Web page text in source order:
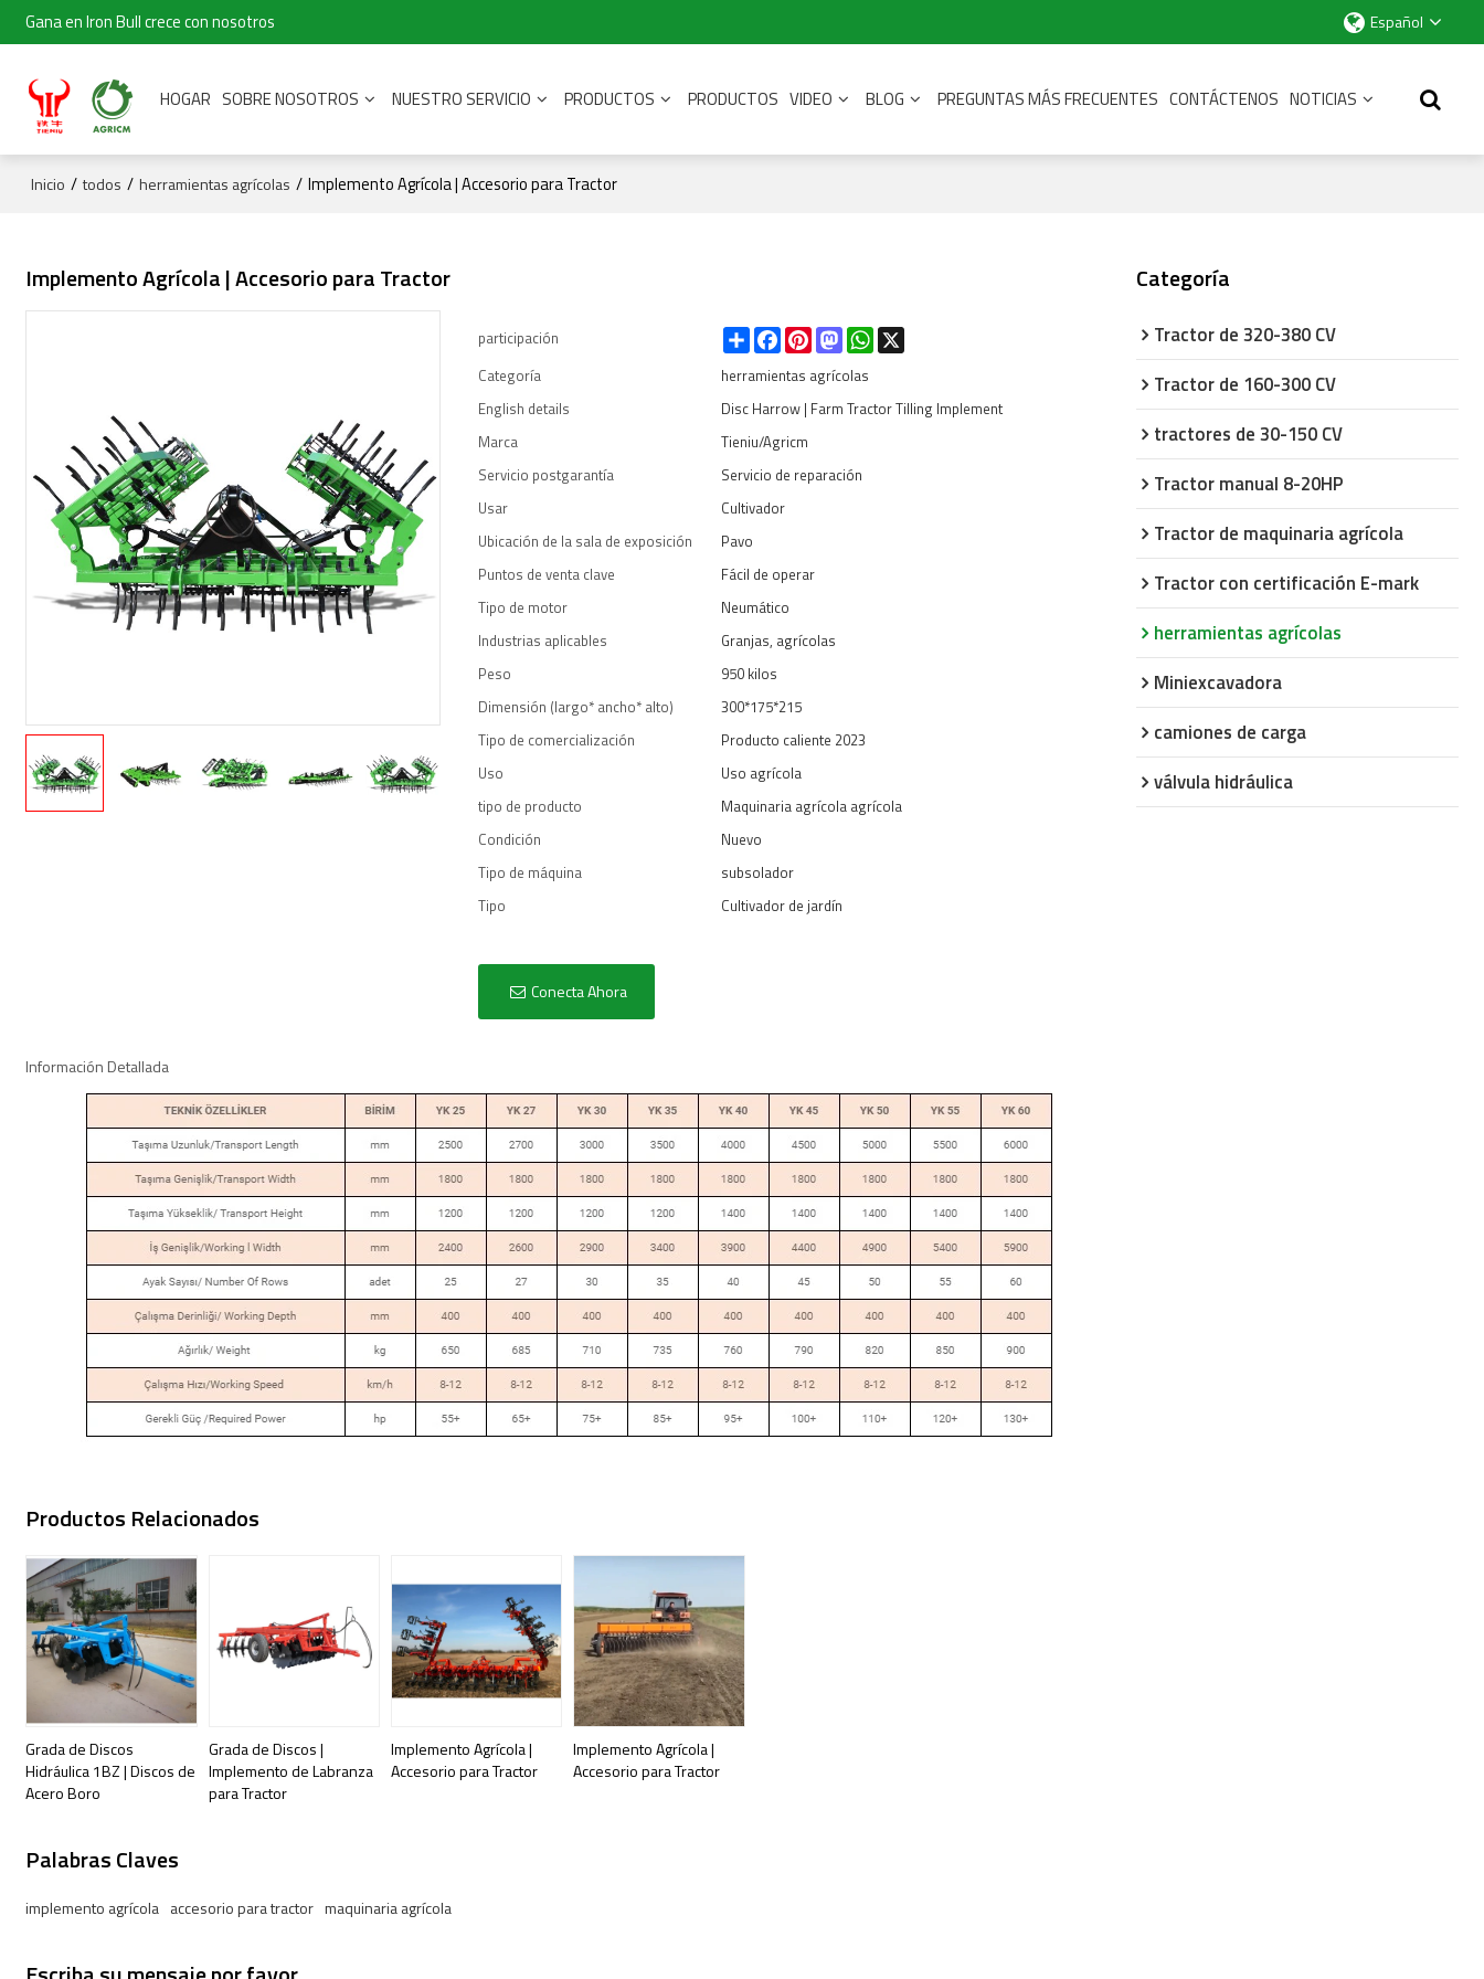
Gana en Iron Bull crece con nosotros Español
HOGAR SOBRE NOSOTROS NUESTRO SERVICIO PRODUCTOS PRODUCTOS VIDEO BLOG PREGUNTAS MÁS FRECUENTES CONTÁCTENOS NOTICIAS
Inicio / todos / herramientas agrícolas / Implemento Agrícola | Accesorio para Tractor
Implemento Agrícola | Accesorio para Tractor
participación ShareFacebookPinterestMastodonWhatsApp
Categoría
herramientas agrícolas
English details
Disc Harrow | Farm Tractor Tilling Implement
Marca
Tieniu/Agricm
Servicio postgarantía
Servicio de reparación
Usar
Cultivador
Ubicación de la sala de exposición
Pavo
Puntos de venta clave
Fácil de operar
Tipo de motor
Neumático
Industrias aplicables
Granjas, agrícolas
Peso
950 kilos
Dimensión (largo* ancho* alto)
300*175*215
Tipo de comercialización
Producto caliente 2023
Uso
Uso agrícola
tipo de producto
Maquinaria agrícola agrícola
Condición
Nuevo
Tipo de máquina
subsolador
Tipo
Cultivador de jardín
Conecta Ahora
Información Detallada
Productos Relacionados
Grada de Discos
Hidráulica 1BZ | Discos de
Acero Boro
Grada de Discos |
Implemento de Labranza
para Tractor
Implemento Agrícola |
Accesorio para Tractor
Implemento Agrícola |
Accesorio para Tractor
Palabras Claves
implemento agrícola accesorio para tractor maquinaria agrícola
Categoría
Tractor de 320-380 CV
Tractor de 160-300 CV
tractores de 30-150 CV
Tractor manual 8-20HP
Tractor de maquinaria agrícola
Tractor con certificación E-mark
herramientas agrícolas
Miniexcavadora
camiones de carga
válvula hidráulica